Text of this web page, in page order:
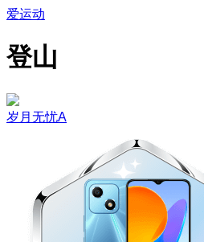
爱运动
登山
岁月无忧A